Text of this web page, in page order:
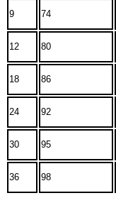
9 74
12 80
18 86
24 92
30 95
36 98